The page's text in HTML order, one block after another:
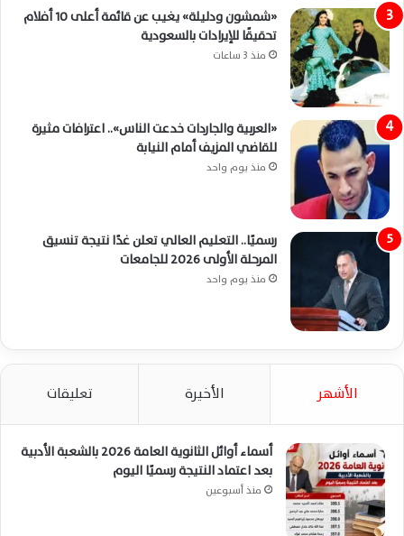
«شمشون ودليلة» يغيب عن قائمة أعلى 10 أفلام
تحقيقًا للإيرادات بالسعودية
منذ 3 ساعات
«العربية والجاردات خدعت الناس».. اعترافات مثيرة
للقاضي المزيف أمام النيابة
منذ يوم واحد
رسميًا.. التعليم العالي تعلن غدًا نتيجة تنسيق
المرحلة الأولى 2026 للجامعات
منذ يوم واحد
الأشهر الأخيرة تعليقات
أسماء أوائل الثانوية العامة 2026 بالشعبة الأدبية
بعد اعتماد النتيجة رسميًا اليوم
منذ أسبوعين